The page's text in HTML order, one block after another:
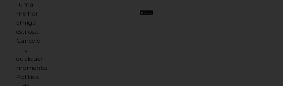
uma
melhor
amiga
estilosa.
Cancele
a
qualquer
momento.
Política